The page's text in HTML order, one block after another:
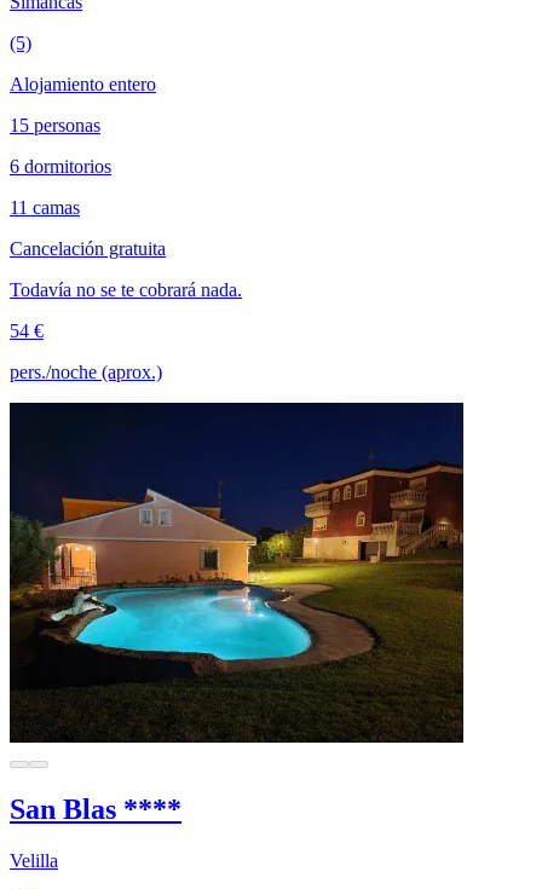
(5)
Alojamiento entero
15 personas
6 dormitorios
11 camas
Cancelación gratuita
Todavía no se te cobrará nada.
54 €
pers./noche (aprox.)
San Blas ****
Velilla